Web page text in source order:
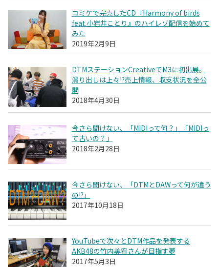
コミケで完売したCD『Harmony of birds
feat.小岩井ことり』のハイレゾ配信を始めて
みた
2019年2月9日
DTMステーションCreativeでM3に初出展。
滑り出しは上々!?売上情報、収支状況を全公
開
2018年4月30日
今さら聞けない、「MIDIって何？」「MIDIっ
て古いの？」
2018年2月28日
今さら聞けない、「DTMとDAWって何が違う
の!?」
2017年10月18日
YouTubeで次々とDTM作品を発表する
AKB48の竹内美宥さんが目指す夢
2017年5月3日